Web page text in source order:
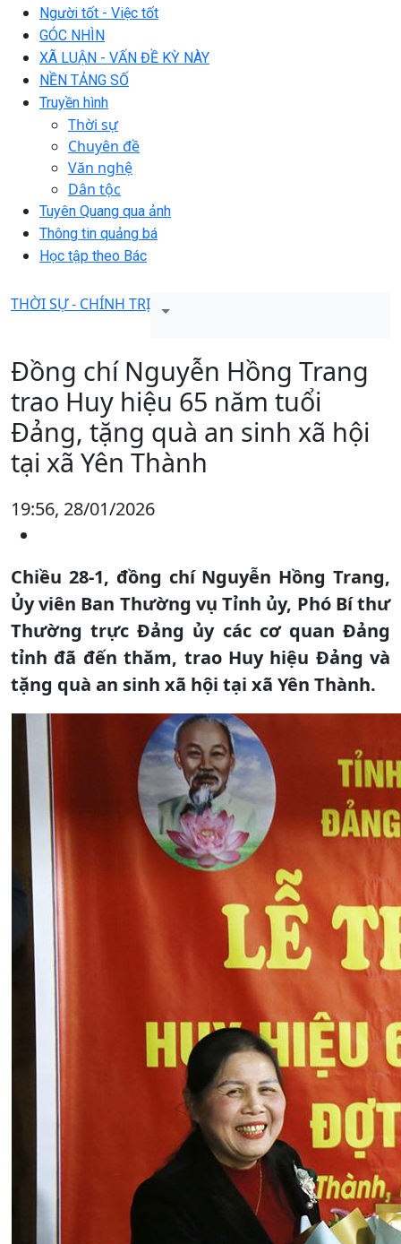
Người tốt - Việc tốt
GÓC NHÌN
XÃ LUẬN - VẤN ĐỀ KỲ NÀY
NỀN TẢNG SỐ
Truyền hình
Thời sự
Chuyên đề
Văn nghệ
Dân tộc
Tuyên Quang qua ảnh
Thông tin quảng bá
Học tập theo Bác
THỜI SỰ - CHÍNH TRỊ
Đồng chí Nguyễn Hồng Trang
trao Huy hiệu 65 năm tuổi
Đảng, tặng quà an sinh xã hội
tại xã Yên Thành
19:56, 28/01/2026
Chiều 28-1, đồng chí Nguyễn Hồng Trang,
Ủy viên Ban Thường vụ Tỉnh ủy, Phó Bí thư
Thường trực Đảng ủy các cơ quan Đảng
tỉnh đã đến thăm, trao Huy hiệu Đảng và
tặng quà an sinh xã hội tại xã Yên Thành.